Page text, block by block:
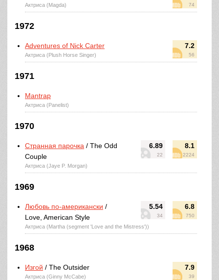
74
Актриса (Magda)
1972
7.2
56
Adventures of Nick Carter
Актриса (Plush Horse Singer)
1971
Mantrap
Актриса (Panelist)
1970
6.89
22
8.1
2224
Странная парочка / The Odd
Couple
Актриса (Jaye P. Morgan)
1969
5.54
34
6.8
750
Любовь по-американски /
Love, American Style
Актриса (Martha (segment 'Love and the Mistress'))
1968
7.9
39
Изгой / The Outsider
Актриса (Ginny McCabe)